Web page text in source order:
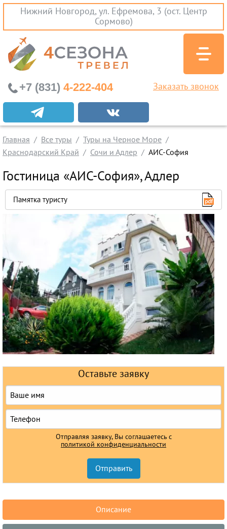
Нижний Новгород, ул. Ефремова, 3 (ост. Центр
Сормово)
Экскурсионные туры
Заграничные экскурсии
Туры на Черное Море
Абхазия
Проезд без проживания
Вылеты из Нижнего Новгорода
Раннее бронирование
Железнодорожные туры
Круизы
+7 (831) 4-222-404 Заказать звонок
Главная Все туры
Туры на Черное Море
Краснодарский Край
Сочи и Адлер АИС-София
Гостиница «АИС-София», Адлер
Памятка туристу
Оставьте заявку
Отправляя заявку, Вы соглашаетесь с
политикой конфиденциальности
Описание